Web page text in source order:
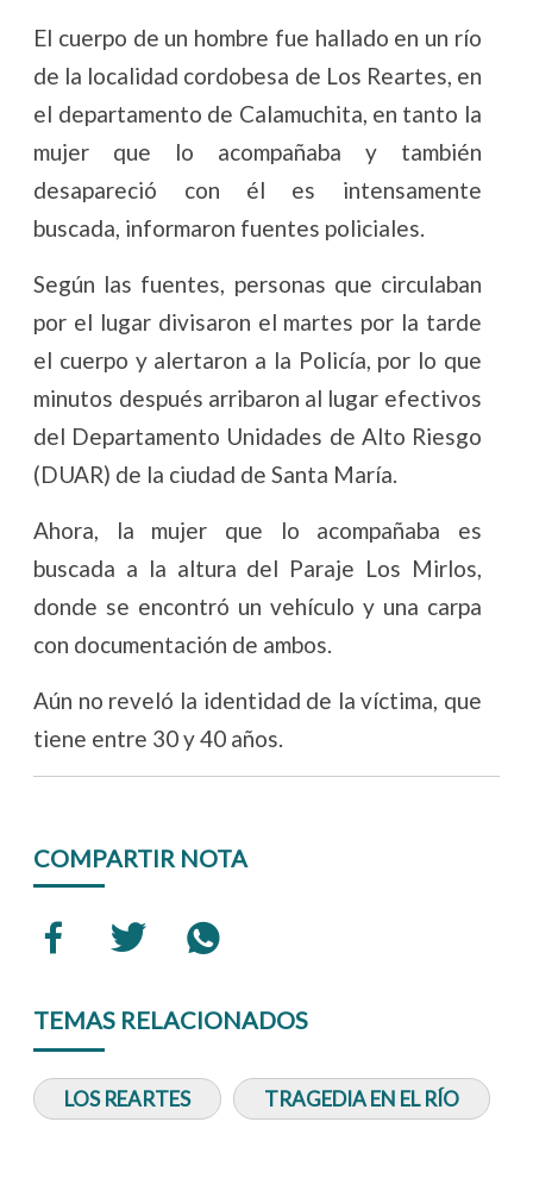
El cuerpo de un hombre fue hallado en un río
de la localidad cordobesa de Los Reartes, en
el departamento de Calamuchita, en tanto la
mujer que lo acompañaba y también
desapareció con él es intensamente
buscada, informaron fuentes policiales.
Según las fuentes, personas que circulaban
por el lugar divisaron el martes por la tarde
el cuerpo y alertaron a la Policía, por lo que
minutos después arribaron al lugar efectivos
del Departamento Unidades de Alto Riesgo
(DUAR) de la ciudad de Santa María.
Ahora, la mujer que lo acompañaba es
buscada a la altura del Paraje Los Mirlos,
donde se encontró un vehículo y una carpa
con documentación de ambos.
Aún no reveló la identidad de la víctima, que
tiene entre 30 y 40 años.
COMPARTIR NOTA
TEMAS RELACIONADOS
LOS REARTES TRAGEDIA EN EL RÍO